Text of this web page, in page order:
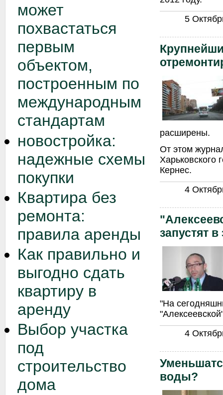
может
похвастаться
первым
объектом,
построенным по
международным
стандартам
новостройка:
надежные схемы
покупки
Квартира без
ремонта:
правила аренды
Как правильно и
выгодно сдать
квартиру в
аренду
Выбор участка
под
строительство
дома
5
расширены.
От этом
Харьковского
Кернес.
4
запустят
"На
4
воды?